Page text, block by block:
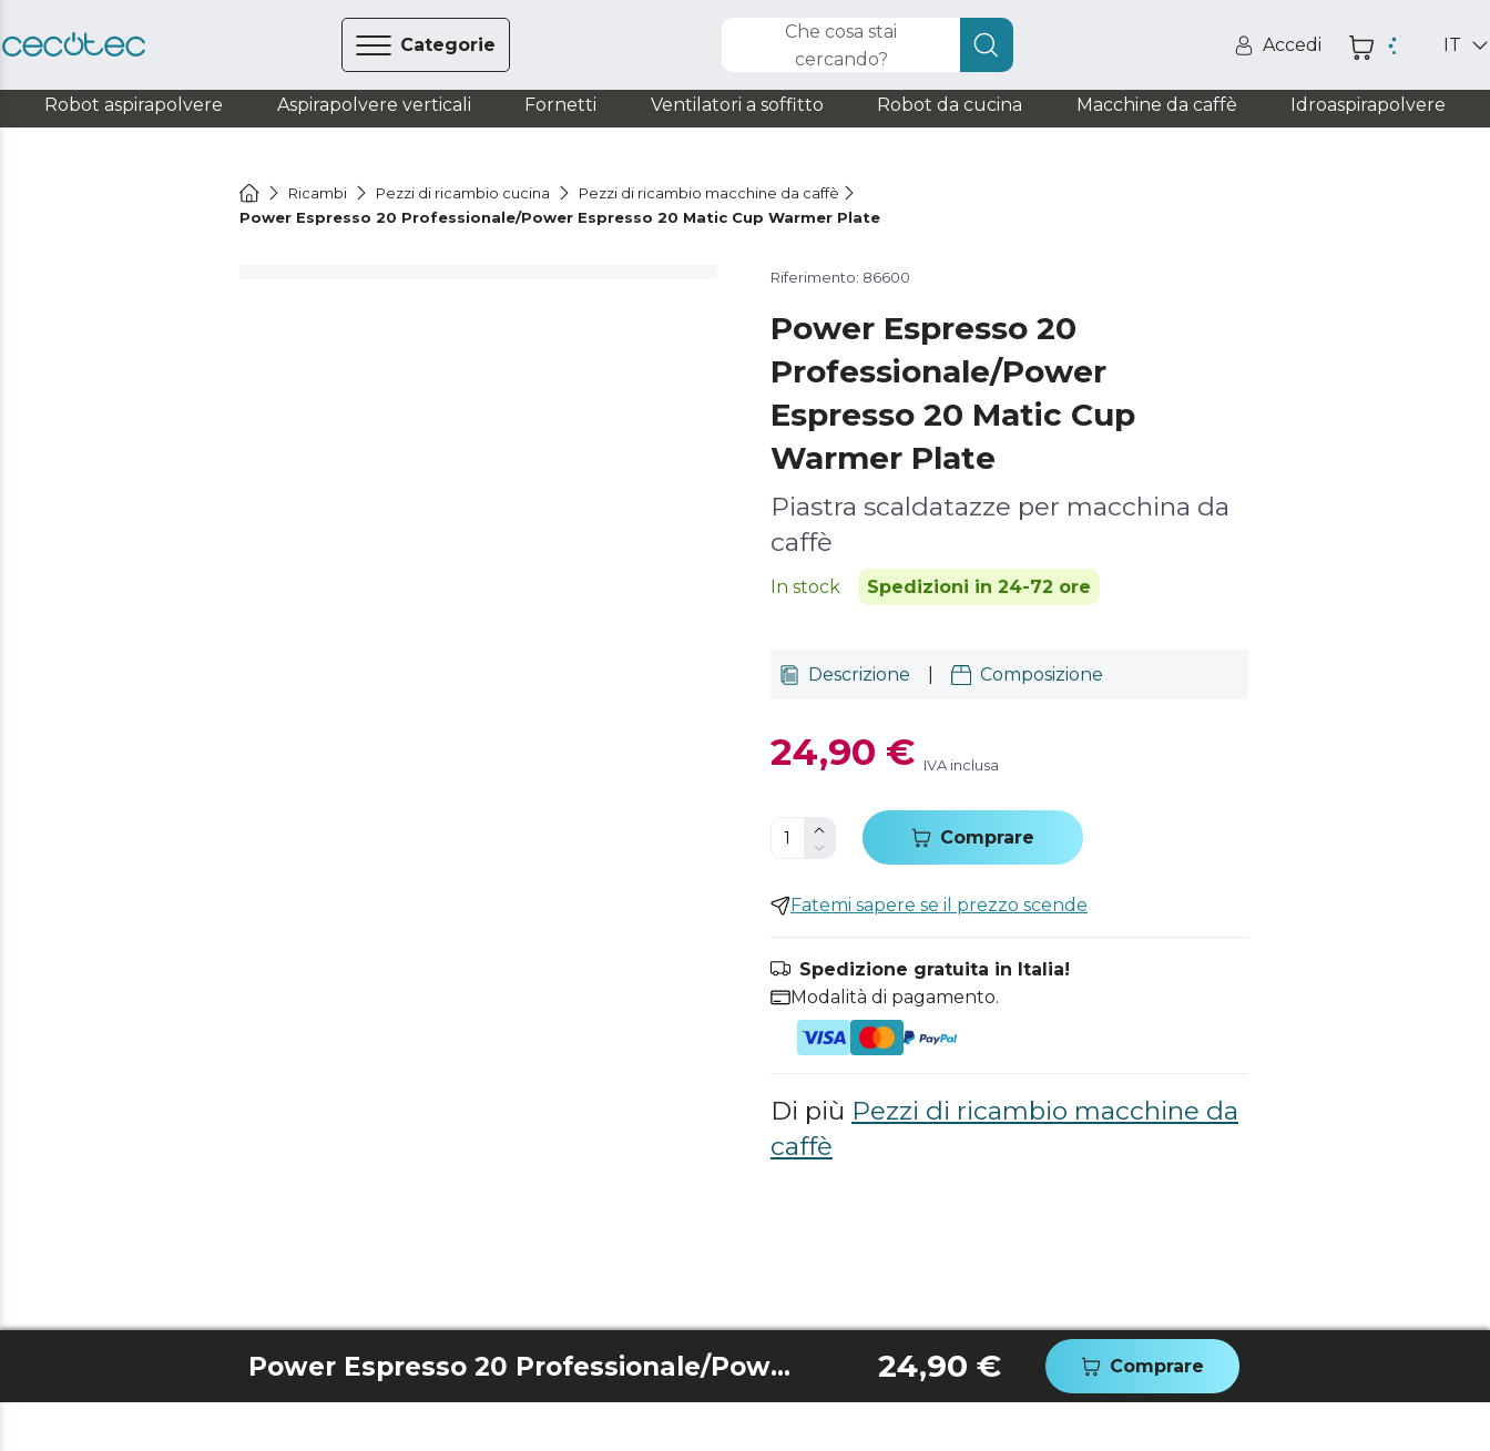
Categorie
Che cosa stai
cercando?
Accedi IT
Robot aspirapolvere Aspirapolvere verticali Fornetti Ventilatori a soffitto Robot da cucina Macchine da caffè Idroaspirapolvere
Ricambi Pezzi di ricambio cucina
Pezzi di ricambio macchine da caffè
Power Espresso 20 Professionale/Power Espresso 20 Matic Cup Warmer Plate
Riferimento: 86600
Power Espresso 20
Professionale/Power
Espresso 20 Matic Cup
Warmer Plate
Piastra scaldatazze per macchina da
caffè
In stock Spedizioni in 24-72 ore
Descrizione Composizione
24,90 € IVA inclusa
Comprare
Fatemi sapere se il prezzo scende
Spedizione gratuita in Italia!
Modalità di pagamento.
Di più Pezzi di ricambio macchine da
caffè
Power Espresso 20 Professionale/Power Espresso 20 Matic Cup Warmer Plate 24,90 € Comprare